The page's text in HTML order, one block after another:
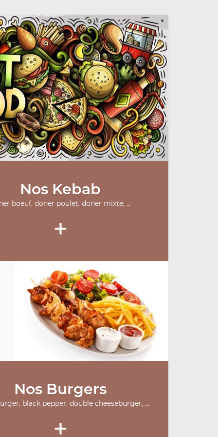
Nos Kebab
boeuf, doner poulet, doner mixte, ...
+
Nos Burgers
black pepper, double cheeseburger, ...
+